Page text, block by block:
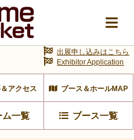
アクセス ブース＆ホールMAP
ム一覧 ブース一覧
出展申し込みはこちら
Exhibitor Application